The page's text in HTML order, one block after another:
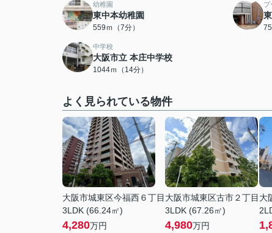
幼稚園
東中本幼稚園
559ｍ（7分）
プ
中学校
大阪市立 本庄中学校
1044ｍ（14分）
よく見られている物件
大阪市城東区今福西６丁目
3LDK (66.24㎡)
4,280万円
大阪市城東区古市２丁目
3LDK (67.26㎡)
4,980万円
大